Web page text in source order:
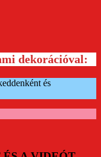
dekorációval:
és